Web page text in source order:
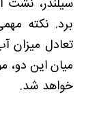
سیلندر، نشت
برد. نکته
تعادل میزان
میان این دو،
خواهد شد.